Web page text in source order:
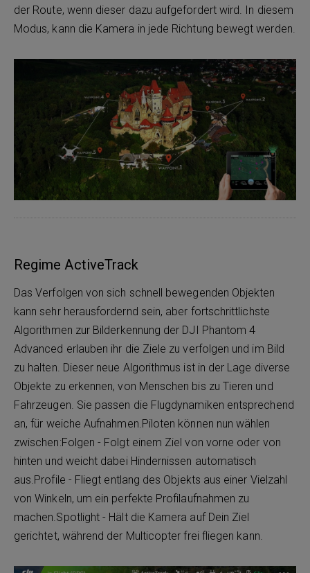
der Route, wenn dieser dazu aufgefordert wird. In diesem
Modus, kann die Kamera in jede Richtung bewegt werden.
Regime ActiveTrack
Das Verfolgen von sich schnell bewegenden Objekten
kann sehr herausfordernd sein, aber fortschrittlichste
Algorithmen zur Bilderkennung der DJI Phantom 4
Advanced erlauben ihr die Ziele zu verfolgen und im Bild
zu halten. Dieser neue Algorithmus ist in der Lage diverse
Objekte zu erkennen, von Menschen bis zu Tieren und
Fahrzeugen. Sie passen die Flugdynamiken entsprechend
an, für weiche Aufnahmen.Piloten können nun wählen
zwischen:Folgen - Folgt einem Ziel von vorne oder von
hinten und weicht dabei Hindernissen automatisch
aus.Profile - Fliegt entlang des Objekts aus einer Vielzahl
von Winkeln, um ein perfekte Profilaufnahmen zu
machen.Spotlight - Hält die Kamera auf Dein Ziel
gerichtet, während der Multicopter frei fliegen kann.